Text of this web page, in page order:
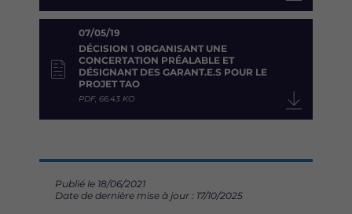
07/05/19
DÉCISION 1 ORGANISANT UNE
CONCERTATION PRÉALABLE ET
DÉSIGNANT DES GARANT.E.S POUR LE
PROJET TAO
PDF, 66.43 KO
Publié le 18/06/2021
Date de dernière mise à jour : 17/10/2025